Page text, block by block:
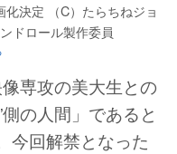
化決定 （C）たらちねジョ
ドロール製作委員
専攻の美大生との
の人間」であると
今回解禁となった